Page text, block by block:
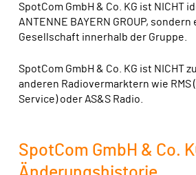
SpotCom GmbH & Co. KG ist NICHT
ANTENNE BAYERN GROUP,
Gesellschaft innerhalb der Gruppe.
SpotCom GmbH & Co. KG ist NICHT
anderen Radiovermarktern wie RMS
Service) oder AS&S Radio.
SpotCom GmbH & Co.